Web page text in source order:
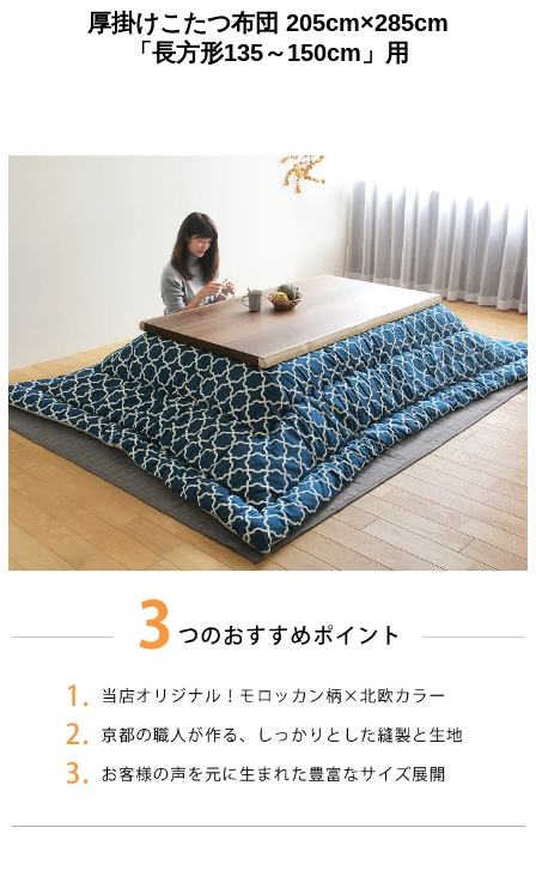
厚掛けこたつ布団 205cm×285cm
「長方形135～150cm」用